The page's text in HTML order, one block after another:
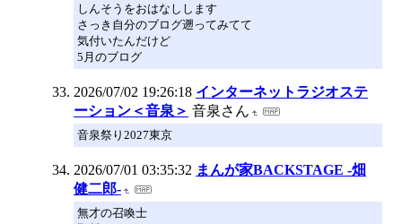
しんそうをおはなしします
さっき自分のブログ遡ってみてて
気付いたんだけど
5月のブログ
2026/07/02 19:26:18 インターネットラジオステ
ーション＜音泉＞ 音泉さん
音泉祭り2027東京
2026/07/01 03:35:32 まんが家BACKSTAGE -畑
健二郎-
無才の召喚士